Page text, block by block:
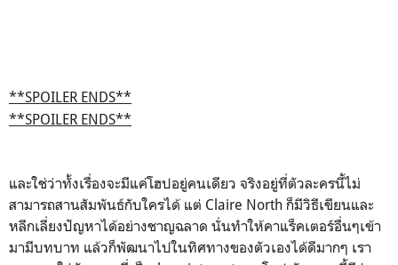
**SPOILER ENDS**
**SPOILER ENDS**
และใช่ว่าทั้งเรื่องจะมีแค่โฮปอยู่คนเดียว จริงอยู่ที่ตัวละครนี้ไม่
สามารถสานสัมพันธ์กับใครได้ แต่ Claire North ก็มีวิธีเขียนและ
หลีกเลี่ยงปัญหาได้อย่างชาญฉลาด นั่นทำให้คาแร็คเตอร์อื่นๆเข้า
มามีบทบาท แล้วก็พัฒนาไปในทิศทางของตัวเองได้ดีมากๆ เรา